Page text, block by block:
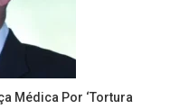
Médica Por ‘Tortura